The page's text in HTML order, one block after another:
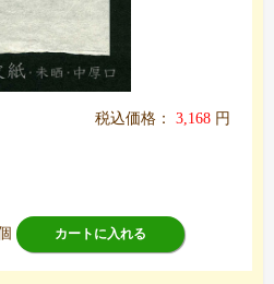
税込価格： 3,168 円
カートに入れる